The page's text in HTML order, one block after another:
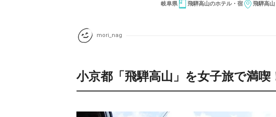
岐阜県 飛騨高山のホテル・宿 飛騨高山
mori_nag
小京都「飛騨高山」を女子旅で満喫